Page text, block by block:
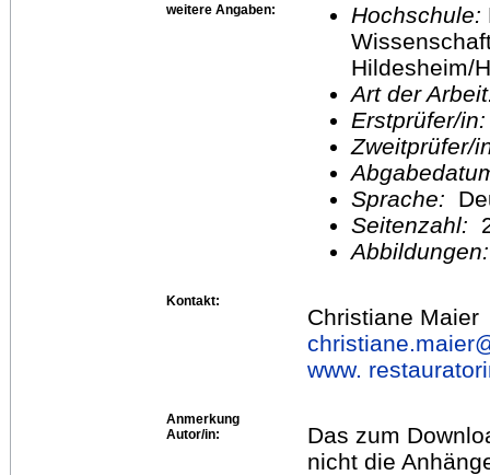
weitere Angaben: Hochschule:
Hildesheim/
Art der
Erstprüfer/
Sprache:
Seitenzahl:
Kontakt:
Christiane Maier
www.
Anmerkung
Autor/in:
Das zum
nicht die